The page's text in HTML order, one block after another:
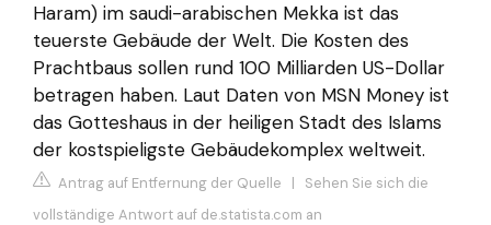
Haram) im saudi-arabischen Mekka ist das
teuerste Gebäude der Welt. Die Kosten des
Prachtbaus sollen rund 100 Milliarden US-Dollar
betragen haben. Laut Daten von MSN Money ist
das Gotteshaus in der heiligen Stadt des Islams
der kostspieligste Gebäudekomplex weltweit.
Antrag auf Entfernung der Quelle | Sehen Sie sich die
vollständige Antwort auf de.statista.com an